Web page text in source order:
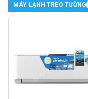
MÁY LẠNH TREO TƯỜNG